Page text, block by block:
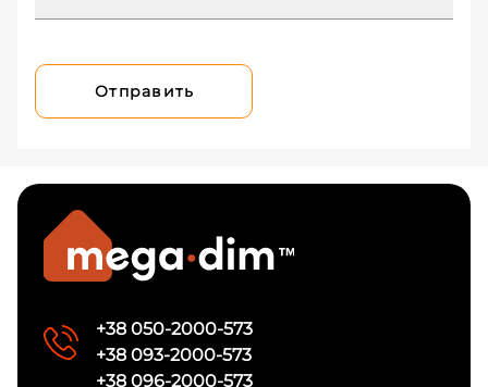
Отправить
+38 050-2000-573
+38 093-2000-573
+38 096-2000-573